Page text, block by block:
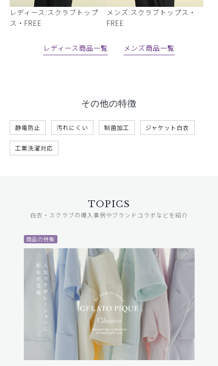
レディース:スクラブトップ
ス・FREE
メンズ:スクラブトップス・
FREE
レディース商品一覧 メンズ商品一覧
その他の特徴
静電防止 汚れにくい 制菌加工 ジャケット白衣
工業洗濯対応
TOPICS
白衣・スクラブの導入事例やブランドコラボなどを紹介
商品の特集